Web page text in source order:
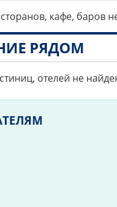
кафе, баров
РЯДОМ
отелей не